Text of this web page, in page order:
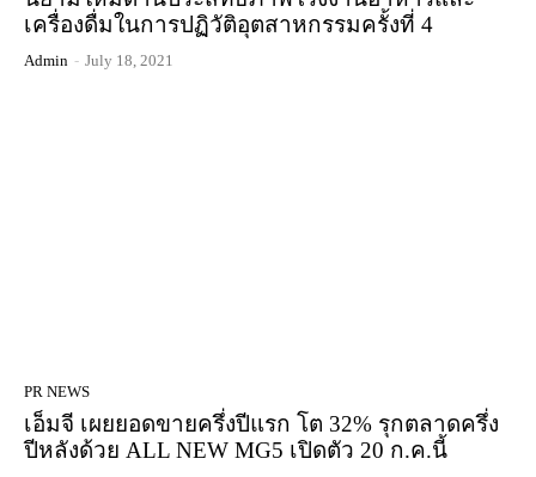
เครื่องดื่มในการปฏิวัติอุตสาหกรรมครั้งที่ 4
Admin - July 18, 2021
PR NEWS
เอ็มจี เผยยอดขายครึ่งปีแรก โต 32% รุกตลาดครึ่ง
ปีหลังด้วย ALL NEW MG5 เปิดตัว 20 ก.ค.นี้